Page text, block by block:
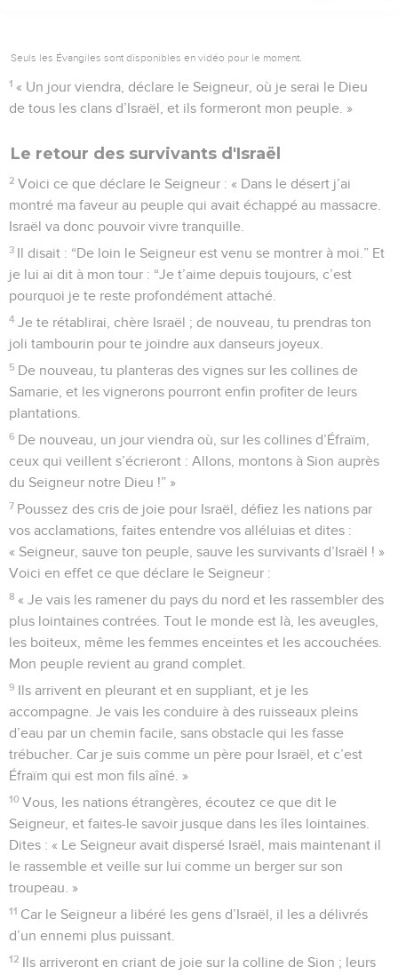
Seuls les Évangiles sont disponibles en vidéo pour le moment.
1 « Un jour viendra, déclare le Seigneur, où je serai le Dieu
de tous les clans d’Israël, et ils formeront mon peuple. »
Le retour des survivants d'Israël
2 Voici ce que déclare le Seigneur : « Dans le désert j’ai
montré ma faveur au peuple qui avait échappé au massacre.
Israël va donc pouvoir vivre tranquille.
3 Il disait : “De loin le Seigneur est venu se montrer à moi.” Et
je lui ai dit à mon tour : “Je t’aime depuis toujours, c’est
pourquoi je te reste profondément attaché.
4 Je te rétablirai, chère Israël ; de nouveau, tu prendras ton
joli tambourin pour te joindre aux danseurs joyeux.
5 De nouveau, tu planteras des vignes sur les collines de
Samarie, et les vignerons pourront enfin profiter de leurs
plantations.
6 De nouveau, un jour viendra où, sur les collines d’Éfraïm,
ceux qui veillent s’écrieront : Allons, montons à Sion auprès
du Seigneur notre Dieu !” »
7 Poussez des cris de joie pour Israël, défiez les nations par
vos acclamations, faites entendre vos alléluias et dites :
« Seigneur, sauve ton peuple, sauve les survivants d’Israël ! »
Voici en effet ce que déclare le Seigneur :
8 « Je vais les ramener du pays du nord et les rassembler des
plus lointaines contrées. Tout le monde est là, les aveugles,
les boiteux, même les femmes enceintes et les accouchées.
Mon peuple revient au grand complet.
9 Ils arrivent en pleurant et en suppliant, et je les
accompagne. Je vais les conduire à des ruisseaux pleins
d’eau par un chemin facile, sans obstacle qui les fasse
trébucher. Car je suis comme un père pour Israël, et c’est
Éfraïm qui est mon fils aîné. »
10 Vous, les nations étrangères, écoutez ce que dit le
Seigneur, et faites-le savoir jusque dans les îles lointaines.
Dites : « Le Seigneur avait dispersé Israël, mais maintenant il
le rassemble et veille sur lui comme un berger sur son
troupeau. »
11 Car le Seigneur a libéré les gens d’Israël, il les a délivrés
d’un ennemi plus puissant.
12 Ils arriveront en criant de joie sur la colline de Sion ; leurs